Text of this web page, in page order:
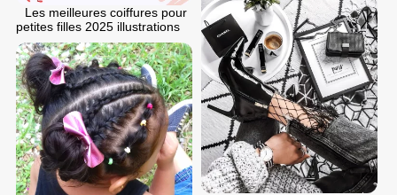
Les meilleures coiffures pour
petites filles 2025 illustrations